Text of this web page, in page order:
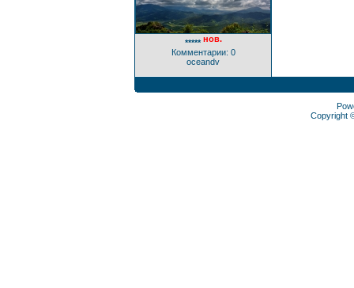
***** нов.
Комментарии: 0
oceandv
Copyright